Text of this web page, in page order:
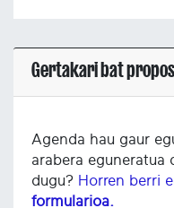
Gertakari bat
Agenda hau gaur
arabera eguneratua
dugu? Horren berri
formularioa.